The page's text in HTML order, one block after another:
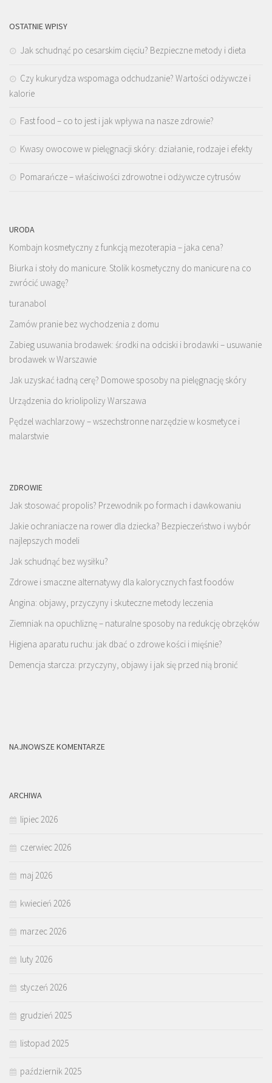
OSTATNIE WPISY
Jak schudnąć po cesarskim cięciu? Bezpieczne metody i dieta
Czy kukurydza wspomaga odchudzanie? Wartości odżywcze i
kalorie
Fast food – co to jest i jak wpływa na nasze zdrowie?
Kwasy owocowe w pielęgnacji skóry: działanie, rodzaje i efekty
Pomarańcze – właściwości zdrowotne i odżywcze cytrusów
URODA
Kombajn kosmetyczny z funkcją mezoterapia – jaka cena?
Biurka i stoły do manicure. Stolik kosmetyczny do manicure na co
zwrócić uwagę?
turanabol
Zamów pranie bez wychodzenia z domu
Zabieg usuwania brodawek: środki na odciski i brodawki – usuwanie
brodawek w Warszawie
Jak uzyskać ładną cerę? Domowe sposoby na pielęgnację skóry
Urządzenia do kriolipolizy Warszawa
Pędzel wachlarzowy – wszechstronne narzędzie w kosmetyce i
malarstwie
ZDROWIE
Jak stosować propolis? Przewodnik po formach i dawkowaniu
Jakie ochraniacze na rower dla dziecka? Bezpieczeństwo i wybór
najlepszych modeli
Jak schudnąć bez wysiłku?
Zdrowe i smaczne alternatywy dla kalorycznych fast foodów
Angina: objawy, przyczyny i skuteczne metody leczenia
Ziemniak na opuchliznę – naturalne sposoby na redukcję obrzęków
Higiena aparatu ruchu: jak dbać o zdrowe kości i mięśnie?
Demencja starcza: przyczyny, objawy i jak się przed nią bronić
NAJNOWSZE KOMENTARZE
ARCHIWA
lipiec 2026
czerwiec 2026
maj 2026
kwiecień 2026
marzec 2026
luty 2026
styczeń 2026
grudzień 2025
listopad 2025
październik 2025